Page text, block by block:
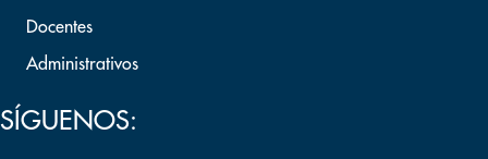
Docentes
Administrativos
SÍGUENOS: